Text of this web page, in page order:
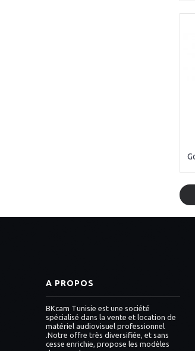
A PROPOS
BKcam Tunisie est une société
spécialisé dans la vente et location de
matériel audiovisuel professionnel
.Notre offre très diversifiée, et sans
cesse enrichie, propose les modèles